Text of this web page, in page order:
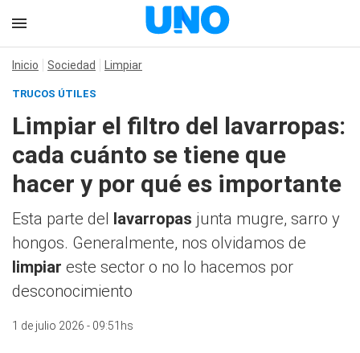
Inicio Sociedad Limpiar
TRUCOS ÚTILES
Limpiar el filtro del lavarropas:
cada cuánto se tiene que
hacer y por qué es importante
Esta parte del lavarropas junta mugre, sarro y
hongos. Generalmente, nos olvidamos de
limpiar este sector o no lo hacemos por
desconocimiento
1 de julio 2026 - 09:51hs